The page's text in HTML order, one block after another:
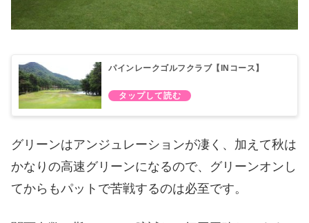
パインレークゴルフクラブ【INコース】
グリーンはアンジュレーションが凄く、加えて秋は
かなりの高速グリーンになるので、グリーンオンし
てからもパットで苦戦するのは必至です。